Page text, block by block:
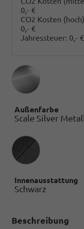
0,- €
CO2 Kosten (hoch)
0,- €
Jahressteuer: 0,- €
Außenfarbe
Scale Silver
Innenausstattung
Innenausstattung
Schwarz
Beschreibung